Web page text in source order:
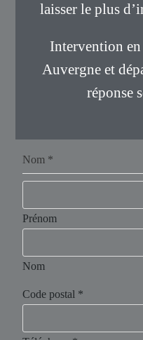
laisser le plus
Intervention
Auvergne et
réponse
Nom *
Prénom
Nom
Code postal *